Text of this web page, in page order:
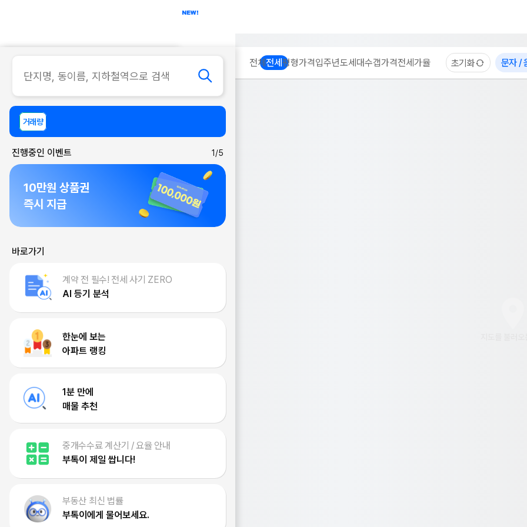
사무실
거래량
진행중인 이벤트 1/5
10만원 상품권
즉시 지급
바로가기
계약 전 필수! 전세 사기 ZERO
AI 등기 분석
한눈에 보는
아파트 랭킹
1분 만에
매물 추천
중개수수료 계산기 / 요율 안내
부톡이 제일 쌉니다!
부동산 최신 법률
부톡이에게 물어보세요.
전체전세 평형가격입주년도세대수갭가격전세가율 초기화 문자 /